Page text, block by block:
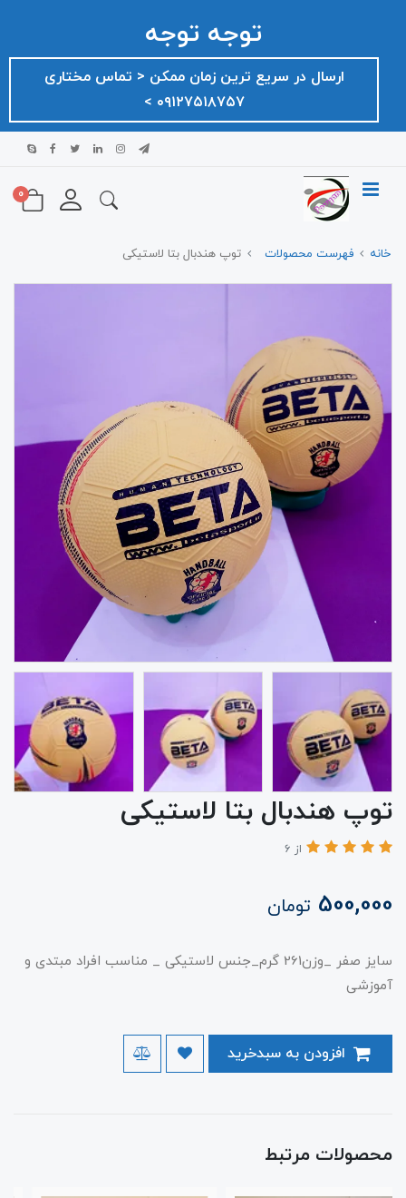
توجه توجه
ارسال در سریع ترین زمان ممکن ‌< تماس مختاری
۰۹۱۲۷۵۱۸۷۵۷ >
0
خانه فهرست محصولات توپ هندبال بتا لاستیکی
توپ هندبال بتا لاستیکی
از 6
500,000 تومان
سایز صفر _وزن261 گرم_جنس لاستیکی _ مناسب افراد مبتدی و
آموزشی
محصولات مرتبط